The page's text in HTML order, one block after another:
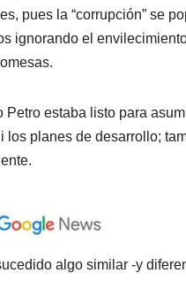
pues la “corrupción” se
ignorando el
Petro estaba listo para
los planes de desarrollo;
algo similar -y